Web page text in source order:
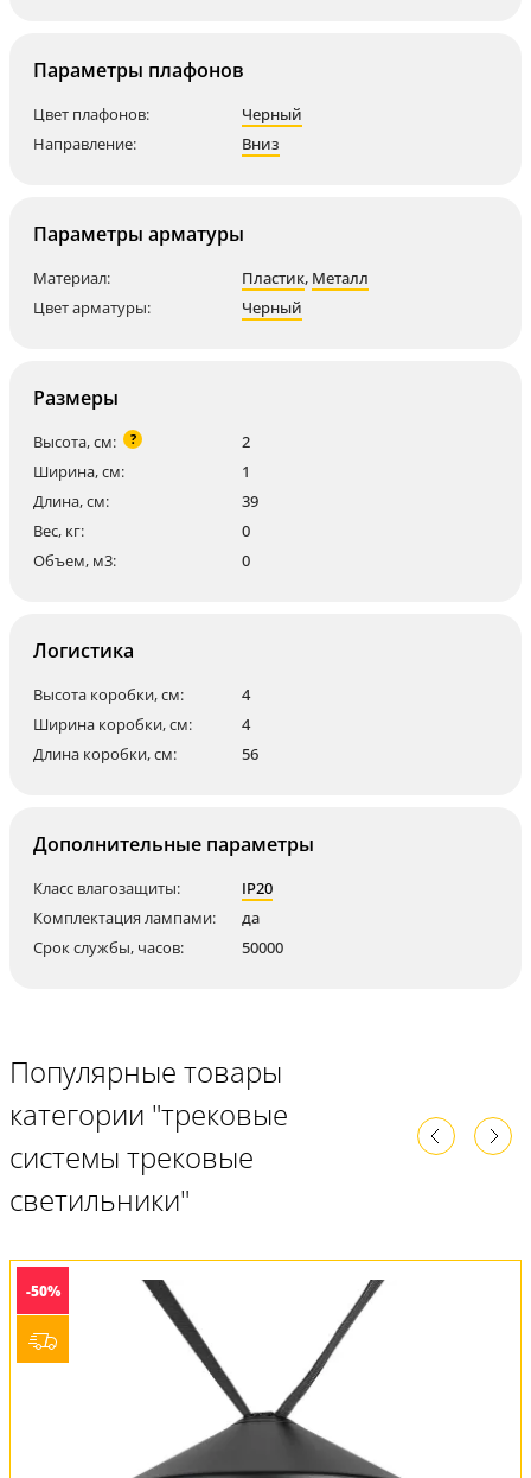
Параметры плафонов
Цвет плафонов:
Черный
Направление:
Вниз
Параметры арматуры
Материал: Пластик, Металл
Цвет арматуры:
Черный
Размеры
Высота, см: ?
2
Ширина, см:
1
Длина, см:
39
Вес, кг:
0
Объем, м3:
0
Логистика
Высота коробки, см:
4
Ширина коробки, см:
4
Длина коробки, см:
56
Дополнительные параметры
Класс влагозащиты:
IP20
Комплектация лампами:
да
Срок службы, часов:
50000
Популярные товары
категории "трековые
системы трековые
светильники"
-50%